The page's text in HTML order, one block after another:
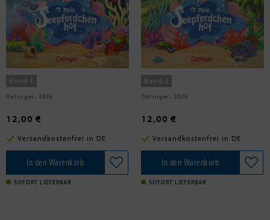
Orso, Kathrin Lena
Mein Seepferdchenhof 1. Wilde
Flosse, großes Herz
Band 1
Oetinger, 2026
12,00 €
Versandkostenfrei in DE
In den Warenkorb
SOFORT LIEFERBAR
Orso, Kathrin Lena
Mein Seepferdchenhof 2. Rettung
im Korallenriff
Band 2
Oetinger, 2026
12,00 €
Versandkostenfrei in DE
In den Warenkorb
SOFORT LIEFERBAR